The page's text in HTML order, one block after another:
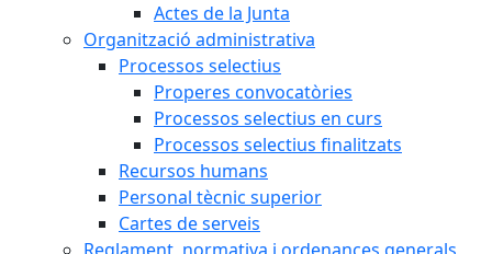
Actes de la Junta
Organització administrativa
Processos selectius
Properes convocatòries
Processos selectius en curs
Processos selectius finalitzats
Recursos humans
Personal tècnic superior
Cartes de serveis